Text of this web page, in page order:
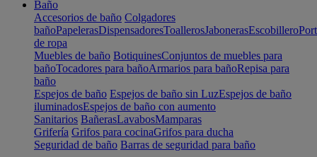
Baño
Accesorios de baño Colgadores
bañoPapelerasDispensadoresToallerosJabonerasEscobillero
de ropa
Muebles de baño BotiquinesConjuntos de muebles para
bañoTocadores para bañoArmarios para bañoRepisa para
baño
Espejos de baño Espejos de baño sin LuzEspejos de baño
iluminadosEspejos de baño con aumento
Sanitarios BañerasLavabosMamparas
Grifería Grifos para cocinaGrifos para ducha
Seguridad de baño Barras de seguridad para baño